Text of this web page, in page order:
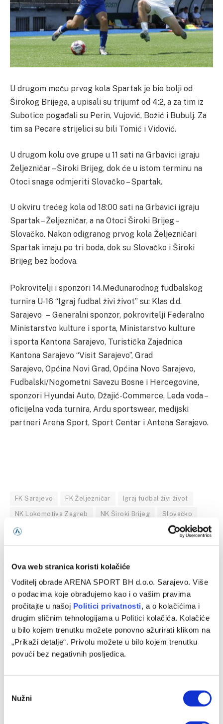
Ova web stranica koristi kolačiće
Voditelj obrade ARENA SPORT BH d.o.o. Sarajevo. Više
o podacima koje obrađujemo kao i o vašim pravima
pročitajte u našoj Politici privatnosti, a o kolačićima i
drugim sličnim tehnologijama u Politici kolačića. Kolačiće
u bilo kojem trenutku možete ponovno ažurirati klikom na
„Prikaži detalje“. Privolu možete u bilo kojem trenutku
povući bez negativnih posljedica.
Selection
Nužni
U drugom meču prvog kola Spartak je bio bolji od
Širokog Brijega, a upisali su trijumf od 4:2, a za tim iz
Subotice pogađali su Perin, Vujović, Božić i Bubulj. Za
tim sa Pecare strijelici su bili Tomić i Vidović.
U drugom kolu ove grupe u 11 sati na Grbavici igraju
Željezničar – Široki Brijeg, dok će u istom terminu na
Otoci snage odmjeriti Slovačko – Spartak.
U okviru trećeg kola od 18:00 sati na Grbavici igraju
Spartak – Željezničar, a na Otoci Široki Brijeg –
Slovačko. Nakon odigranog prvog kola Željezničari
Spartak imaju po tri boda, dok su Slovačko i Široki
Brijeg bez bodova.
Pokrovitelji i sponzori 14.Međunarodnog fudbalskog
turnira U-16 “Igraj fudbal živi život” su: Klas d.d.
Sarajevo – Generalni sponzor, pokrovitelji Federalno
Ministarstvo kulture i sporta, Ministarstvo kulture
i sporta Kantona Sarajevo, Turistička Zajednica
Kantona Sarajevo “Visit Sarajevo”, Grad
Sarajevo, Općina Novi Grad, Općina Novo Sarajevo,
Fudbalski/Nogometni Savezu Bosne i Hercegovine,
sponzori Hyundai Auto, Džajić-Commerce, Leda voda –
oficijelna voda turnira, Ardu sportswear, medijski
partneri Arena Sport, Sport Centar i Antena Sarajevo.
FK Sarajevo FK Željezničar Igraj fudbal živi život
NK Lokomotiva Zagreb NK Široki Brijeg Slovačko
SV Donau
PRETHODNI ČLANAK
Danas počinje 3X3 ljeto na TV
Arena Sport
SLJEDEĆI ČLANAK
Real Oviedo – Almeria, play-off
La Lige
SLIČNE OBJAVE